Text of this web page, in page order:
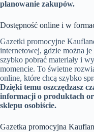
planowanie zakupów.
Dostępność online i w
Gazetki promocyjne
internetowej, gdzie można
szybko pobrać materiały i
momencie. To świetne
online, które chcą szybko
Dzięki temu oszczędzasz
informacji o produktach
sklepu osobiście.
Gazetka promocyjna